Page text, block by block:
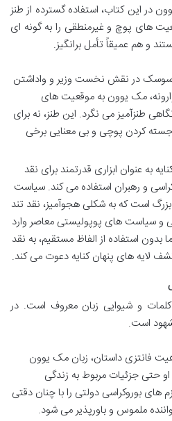
این کتاب، استفاده گسترده از طنز
های پوچ و غیرمنطقی را به گونه ای
و هم عمیقاً تأمل برانگیز.
سوسک در نقش نخست وزیر و واداشتن
مک یوون به موقعیت های
طنزآمیز می نگرد. این طنز، نه برای
کردن پوچی و بی معنایی برخی
به عنوان ابزاری قدرتمند برای نقد
و رهبران استفاده می کند. سیاست
است که به شکلی هجوآمیز، نقد تند
و سیاست های پوپولیستی معاصر وارد
بدون استفاده از الفاظ مستقیم، به نقد
لایه های پنهان کنایه دعوت می کند.
و شیوایی زبان معروف است. در
است.
فانتزی داستان، زبان مک یوون
حتی جزئیات مربوط به زندگی
بوروکراسی دولتی را با چنان دقتی
ملموس و باورپذیر می شود.